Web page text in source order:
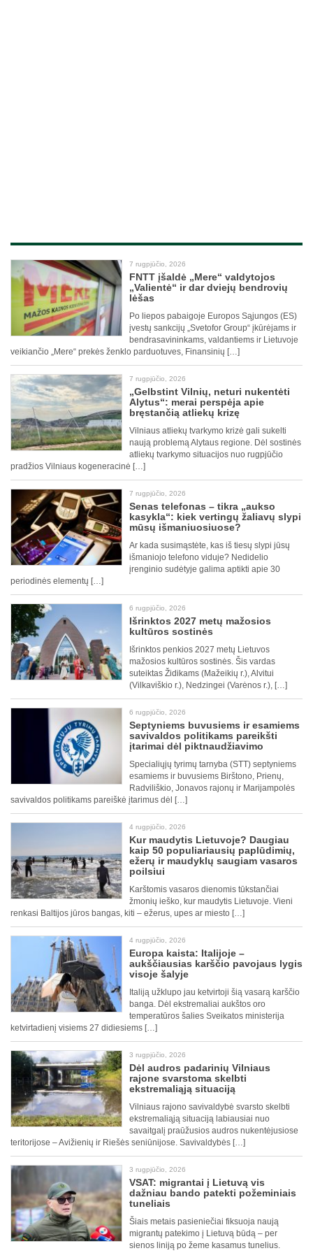
7 rugpjūčio, 2026
FNTT įšaldė „Mere“ valdytojos
„Valientė“ ir dar dviejų bendrovių
lėšas
Po liepos pabaigoje Europos Sąjungos (ES)
įvestų sankcijų „Svetofor Group“ įkūrėjams ir
bendrasavininkams, valdantiems ir Lietuvoje
veikiančio „Mere“ prekės ženklo parduotuves, Finansinių […]
7 rugpjūčio, 2026
„Gelbstint Vilnių, neturi nukentėti
Alytus“: merai perspėja apie
bręstančią atliekų krizę
Vilniaus atliekų tvarkymo krizė gali sukelti
naują problemą Alytaus regione. Dėl sostinės
atliekų tvarkymo situacijos nuo rugpjūčio
pradžios Vilniaus kogeneracinė […]
7 rugpjūčio, 2026
Senas telefonas – tikra „aukso
kasykla“: kiek vertingų žaliavų slypi
mūsų išmaniuosiuose?
Ar kada susimąstėte, kas iš tiesų slypi jūsų
išmaniojo telefono viduje? Nedidelio
įrenginio sudėtyje galima aptikti apie 30
periodinės elementų […]
6 rugpjūčio, 2026
Išrinktos 2027 metų mažosios
kultūros sostinės
Išrinktos penkios 2027 metų Lietuvos
mažosios kultūros sostinės. Šis vardas
suteiktas Židikams (Mažeikių r.), Alvitui
(Vilkaviškio r.), Nedzingei (Varėnos r.), […]
6 rugpjūčio, 2026
Septyniems buvusiems ir esamiems
savivaldos politikams pareikšti
įtarimai dėl piktnaudžiavimo
Specialiųjų tyrimų tarnyba (STT) septyniems
esamiems ir buvusiems Birštono, Prienų,
Radviliškio, Jonavos rajonų ir Marijampolės
savivaldos politikams pareiškė įtarimus dėl […]
4 rugpjūčio, 2026
Kur maudytis Lietuvoje? Daugiau
kaip 50 populiariausių paplūdimių,
ežerų ir maudyklų saugiam vasaros
poilsiui
Karštomis vasaros dienomis tūkstančiai
žmonių ieško, kur maudytis Lietuvoje. Vieni
renkasi Baltijos jūros bangas, kiti – ežerus, upes ar miesto […]
4 rugpjūčio, 2026
Europa kaista: Italijoje –
aukščiausias karščio pavojaus lygis
visoje šalyje
Italiją užklupo jau ketvirtoji šią vasarą karščio
banga. Dėl ekstremaliai aukštos oro
temperatūros šalies Sveikatos ministerija
ketvirtadienį visiems 27 didiesiems […]
3 rugpjūčio, 2026
Dėl audros padarinių Vilniaus
rajone svarstoma skelbti
ekstremaliąją situaciją
Vilniaus rajono savivaldybė svarsto skelbti
ekstremaliąją situaciją labiausiai nuo
savaitgalį praūžusios audros nukentėjusiose
teritorijose – Avižienių ir Riešės seniūnijose. Savivaldybės […]
3 rugpjūčio, 2026
VSAT: migrantai į Lietuvą vis
dažniau bando patekti požeminiais
tuneliais
Šiais metais pasieniečiai fiksuoja naują
migrantų patekimo į Lietuvą būdą – per
sienos liniją po žeme kasamus tunelius.